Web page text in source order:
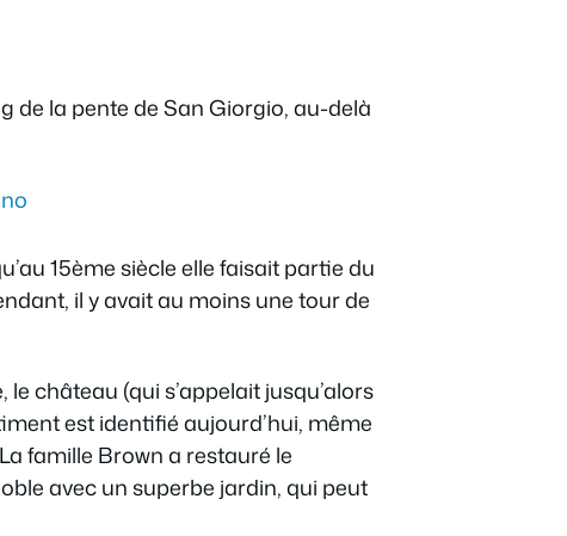
de la pente de San Giorgio, au-delà
15ème siècle elle faisait partie du
il y avait au moins une tour de
château (qui s’appelait jusqu’alors
est identifié aujourd’hui, même
famille Brown a restauré le
avec un superbe jardin, qui peut